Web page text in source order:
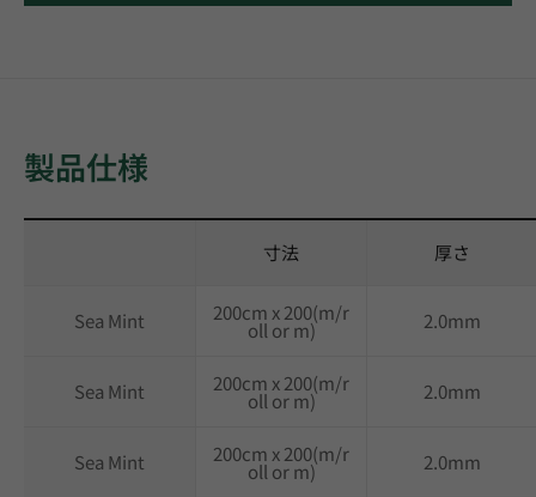
製品仕様
寸法 厚さ
Sea Mint 200cm x 200(m/r
oll or m) 2.0mm
Sea Mint 200cm x 200(m/r
oll or m) 2.0mm
Sea Mint 200cm x 200(m/r
oll or m) 2.0mm